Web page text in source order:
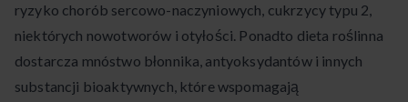
ryzyko chorób sercowo-naczyniowych, cukrzycy typu 2,
niektórych nowotworów i otyłości. Ponadto dieta roślinna
dostarcza mnóstwo błonnika, antyoksydantów i innych
substancji bioaktywnych, które wspomagają